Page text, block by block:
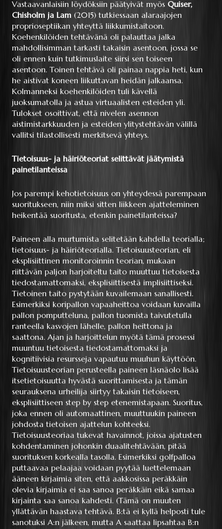
Vastaavanlaisiin löydöksiin päätyivät myös Quiser,
Chisholm ja Lam (2015) tutkiessaan alaraajojen
proprioseptiikan yhteyttä liikkumistaitoon.
Koehenkilöiden tehtävänä oli palauttaa jalka
mahdollisimman tarkasti takaisin asentoon, jossa se
oli ennen kuin tutkimuslaite siirsi sen toiseen
asentoon. Toinen tehtävä oli painaa nappia heti, kun
he aistivat koneen liikuttavan heidän jalkaansa.
Kolmanneksi koehenkilöiden tuli kävellä
juoksumatolla ja astua virtuaalisten esteiden yli.
Tulokset osoittivat, että nivelen asennon
aistimistarkkuuden ja esteiden ylitystehtävän välillä
vallitsi tilastollisesti merkitsevä yhteys.
Tietoisuus- ja häiriöteoriat selittävät jäätymistä
painetilanteissa
Jos parempi kehotietoisuus on yhteydessä parempaan
suoritukseen, niin miksi sitten liikkeen ajatteleminen
heikentää suoritusta, etenkin painetilanteissa?
Paineen alla murtumista selitetään kahdella teorialla;
tietoisuus- ja häiriöteorialla. Tietoisuusteorian, eli
eksplisiittinen monitoroinnin teorian, mukaan
riittävän paljon harjoiteltu taito muuttuu tietoisesta
tiedostamattomaksi, eksplisiittisestä implisiittiseksi.
Tietoinen taito pystytään kuvailemaan sanallisesti.
Esimerkiksi koripallon vapaaheittoa voidaan kuvailla
pallon pomputteluna, pallon tuomista taivutetulla
ranteella kasvojen lähelle, pallon heittona ja
saattona. Ajan ja harjoittelun myötä tämä prosessi
muuntuu tietoisesta tiedostamattomaksi ja
kognitiivisia resursseja vapautuu muuhun käyttöön.
Tietoisuusteorian perusteella paineen läsnäolo lisää
itsetietoisuutta hyvästä suorittamisesta ja tämän
seurauksena urheilija siirtyy takaisin tietoiseen,
eksplisiittiseen step by step etenemistapaan. Suoritus,
joka ennen oli automaattinen, muuttuukin paineen
johdosta tietoisen ajattelun kohteeksi.
Tietoisuusteoriaa tukevat havainnot, joissa ajatusten
kohdentaminen johonkin duaalitehtävään, pitää
suorituksen korkealla tasolla. Esimerkiksi golfpalloa
puttaavaa pelaajaa voidaan pyytää luettelemaan
ääneen kirjaimia siten, että aakkosissa peräkkäin
olevia kirjaimia ei saa sanoa peräkkäin eikä samaa
kirjainta saa sanoa kahdesti. (Tämä on muuten
yllättävän haastava tehtävä. B:tä ei kyllä helposti tule
sanotuksi A:n jälkeen, mutta A saattaa lipsahtaa B:n